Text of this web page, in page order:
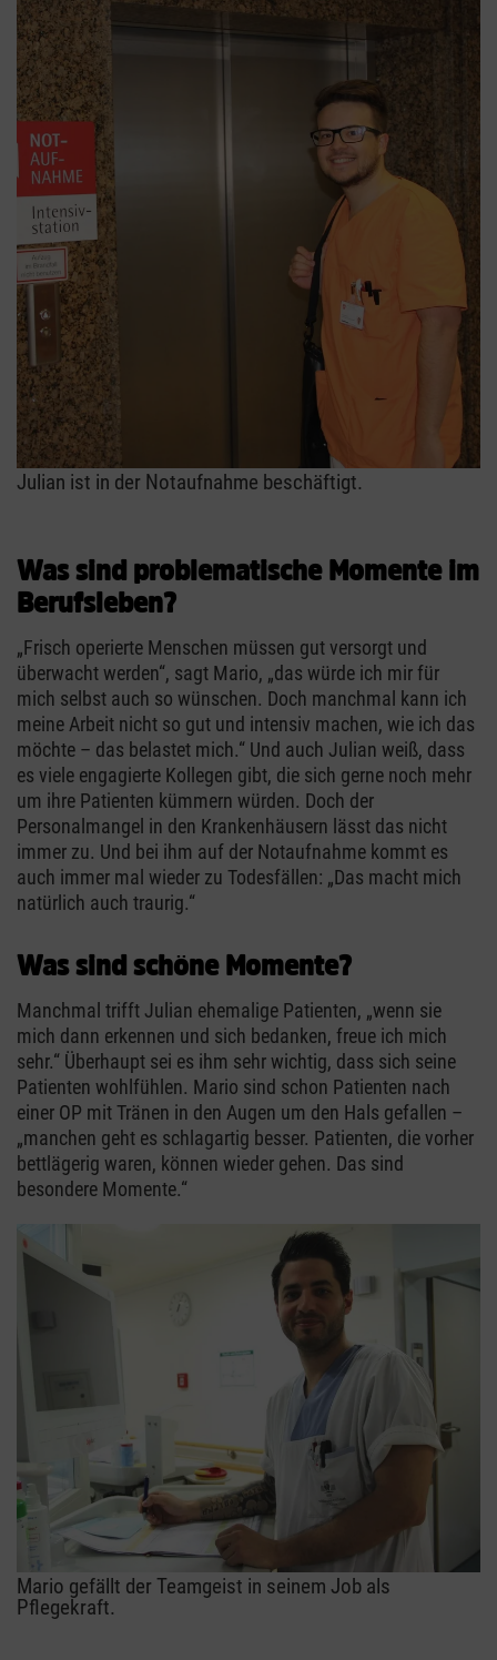
Julian ist in der Notaufnahme beschäftigt.
Was sind problematische Momente im
Berufsleben?
„Frisch operierte Menschen müssen gut versorgt und
überwacht werden“, sagt Mario, „das würde ich mir für
mich selbst auch so wünschen. Doch manchmal kann ich
meine Arbeit nicht so gut und intensiv machen, wie ich das
möchte – das belastet mich.“ Und auch Julian weiß, dass
es viele engagierte Kollegen gibt, die sich gerne noch mehr
um ihre Patienten kümmern würden. Doch der
Personalmangel in den Krankenhäusern lässt das nicht
immer zu. Und bei ihm auf der Notaufnahme kommt es
auch immer mal wieder zu Todesfällen: „Das macht mich
natürlich auch traurig.“
Was sind schöne Momente?
Manchmal trifft Julian ehemalige Patienten, „wenn sie
mich dann erkennen und sich bedanken, freue ich mich
sehr.“ Überhaupt sei es ihm sehr wichtig, dass sich seine
Patienten wohlfühlen. Mario sind schon Patienten nach
einer OP mit Tränen in den Augen um den Hals gefallen –
„manchen geht es schlagartig besser. Patienten, die vorher
bettlägerig waren, können wieder gehen. Das sind
besondere Momente.“
Mario gefällt der Teamgeist in seinem Job als
Pflegekraft.